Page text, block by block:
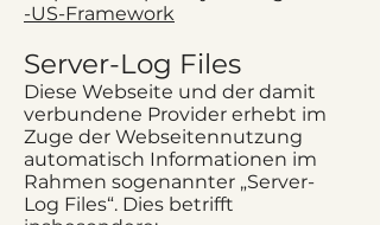
-US-Framework
Server-Log Files
Diese Webseite und der damit
verbundene Provider erhebt im
Zuge der Webseitennutzung
automatisch Informationen im
Rahmen sogenannter „Server-
Log Files“. Dies betrifft